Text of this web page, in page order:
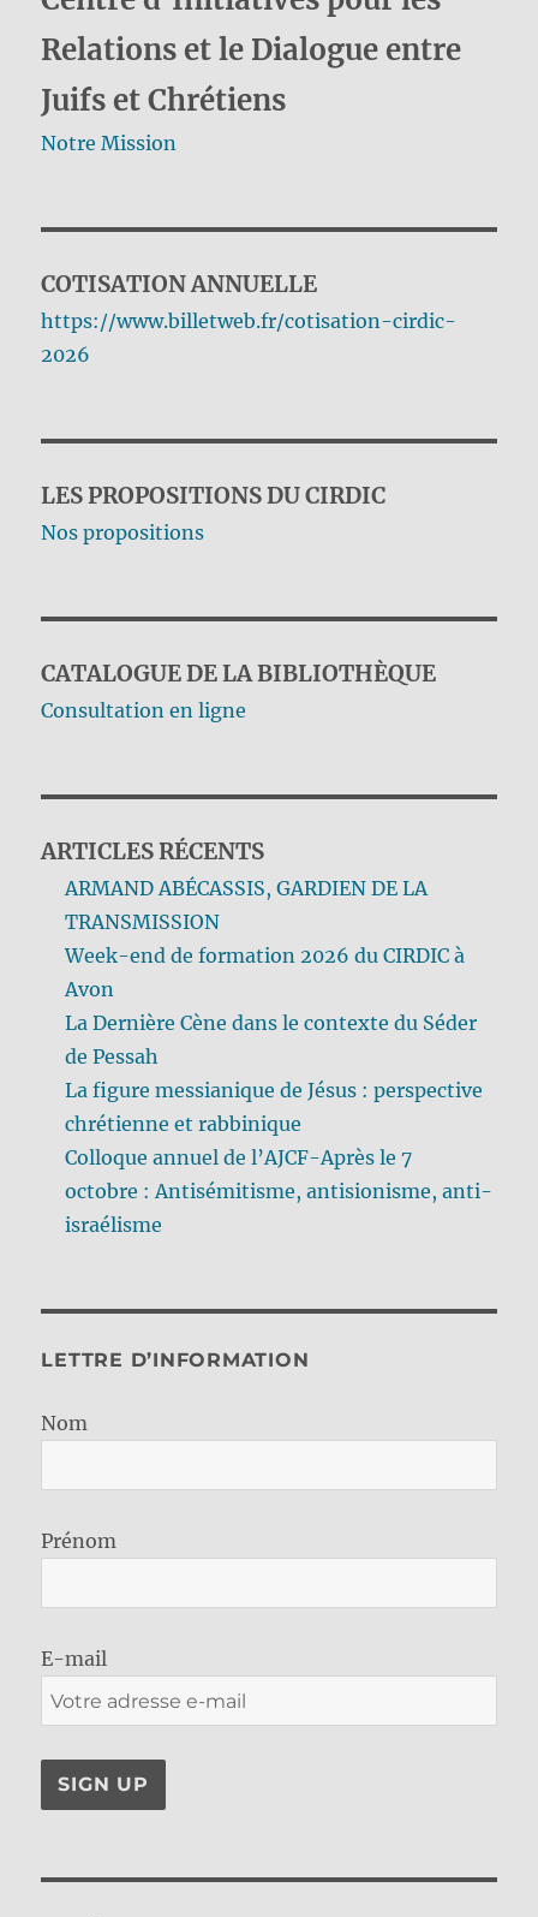
Relations et le Dialogue entre
Juifs et Chrétiens
Notre Mission
COTISATION ANNUELLE
https://www.billetweb.fr/cotisation-cirdic-
2026
LES PROPOSITIONS DU CIRDIC
Nos propositions
CATALOGUE DE LA BIBLIOTHÈQUE
Consultation en ligne
ARTICLES RÉCENTS
ARMAND ABÉCASSIS, GARDIEN DE LA
TRANSMISSION
Week-end de formation 2026 du CIRDIC à
Avon
La Dernière Cène dans le contexte du Séder
de Pessah
La figure messianique de Jésus : perspective
chrétienne et rabbinique
Colloque annuel de l’AJCF-Après le 7
octobre : Antisémitisme, antisionisme, anti-
israélisme
LETTRE D’INFORMATION
Nom
Prénom
E-mail